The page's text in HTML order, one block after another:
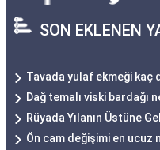
SON EKLENEN
Tavada yulaf ekmeği kaç
Dağ temalı viski bardağı
Rüyada Yılanın Üstüne
Ön cam değişimi en ucuz